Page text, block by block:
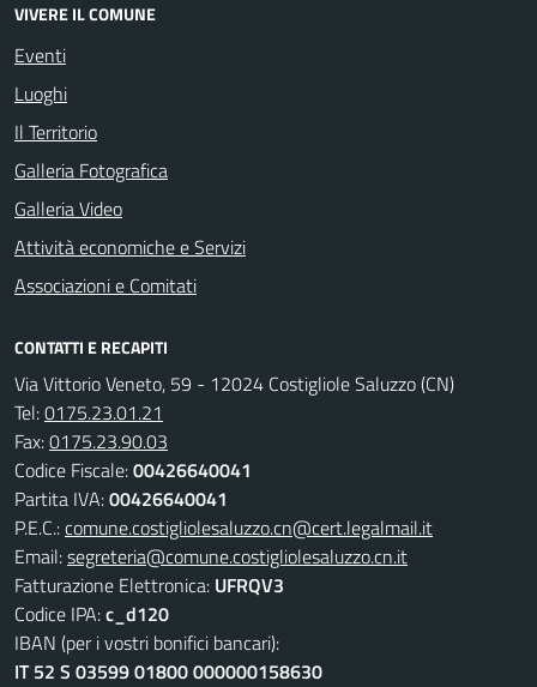
VIVERE IL COMUNE
Eventi
Luoghi
Il Territorio
Galleria Fotografica
Galleria Video
Attività economiche e Servizi
Associazioni e Comitati
CONTATTI E RECAPITI
Via Vittorio Veneto, 59 - 12024 Costigliole Saluzzo (CN)
Tel:0175.23.01.21
Fax:0175.23.90.03
Codice Fiscale:00426640041
Partita IVA:00426640041
P.E.C.:comune.costigliolesaluzzo.cn@cert.legalmail.it
Email:segreteria@comune.costigliolesaluzzo.cn.it
Fatturazione Elettronica: UFRQV3
Codice IPA:c_d120
IBAN (per i vostri bonifici bancari):
IT 52 S 03599 01800 000000158630